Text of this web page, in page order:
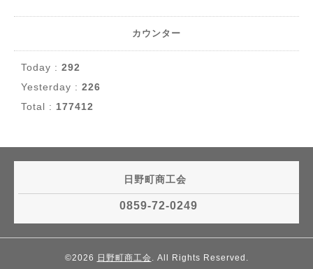
カウンター
Today : 292
Yesterday : 226
Total : 177412
日野町商工会
0859-72-0249
©2026 日野町商工会 . All Rights Reserved.